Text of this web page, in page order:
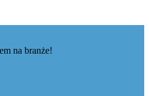
na branże!